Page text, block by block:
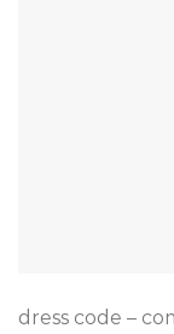
dress code –